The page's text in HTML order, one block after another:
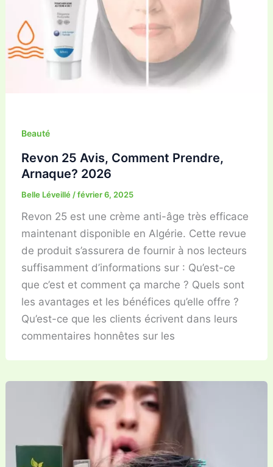
Beauté
Revon 25 Avis, Comment Prendre,
Arnaque? 2026
Belle Léveillé/février 6, 2025
Revon 25 est une crème anti-âge très efficace
maintenant disponible en Algérie. Cette revue
de produit s’assurera de fournir à nos lecteurs
suffisamment d’informations sur : Qu’est-ce
que c’est et comment ça marche ? Quels sont
les avantages et les bénéfices qu’elle offre ?
Qu’est-ce que les clients écrivent dans leurs
commentaires honnêtes sur les